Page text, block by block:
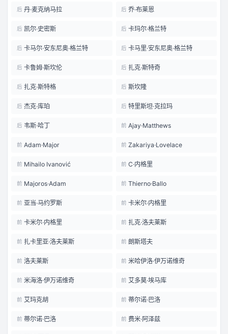
后 丹·麦克纳马拉 后 乔·布莱恩
后 凯尔·史密斯 后 卡玛尔·格兰特
后 卡马尔·安东尼奥·格兰特 后 卡马里·安东尼奥·格兰特
后 卡鲁姆·斯坎伦 后 扎克·斯特奇
后 扎克·斯特格 后 斯坎隆
后 杰克·库珀 后 特里斯坦·克拉玛
后 韦斯·哈丁 前 Ajay·Matthews
前 Adam·Major 前 Zakariya·Lovelace
前 Mihailo Ivanović 前 C·内格里
前 Majoros·Adam 前 Thierno·Ballo
前 亚当·马约罗斯 前 卡米尔·内格里
前 卡米尔·内格里 前 扎克·洛夫莱斯
前 扎卡里亚·洛夫莱斯 前 朗斯塔夫
前 洛夫莱斯 前 米哈伊洛·伊万诺维奇
前 米海洛·伊万诺维奇 前 艾多莫·埃马库
前 艾玛克胡 前 蒂尔诺·巴洛
前 蒂尔诺·巴洛 前 费米·阿泽兹